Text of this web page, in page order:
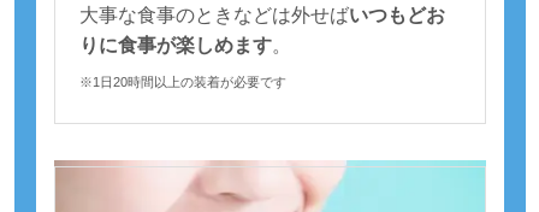
大事な食事のときなどは外せばいつもどお
りに食事が楽しめます。
※1日20時間以上の装着が必要です